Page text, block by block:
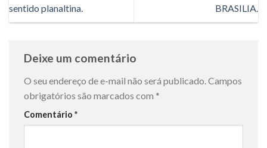
sentido planaltina.
BRASILIA.
Deixe um comentário
O seu endereço de e-mail não será publicado.Campos
obrigatórios são marcados com *
Comentário *